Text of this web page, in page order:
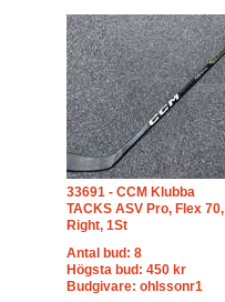
33691 - CCM Klubba
TACKS ASV Pro, Flex 70,
Right, 1St
Antal bud: 8
Högsta bud: 450 kr
Budgivare: ohlssonr1